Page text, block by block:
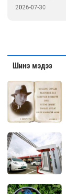
2026-07-30
Шинэ мэдээ